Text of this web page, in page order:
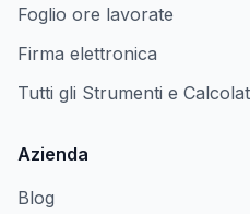
Foglio ore lavorate
Firma elettronica
Tutti gli Strumenti e
Azienda
Blog